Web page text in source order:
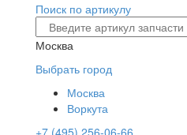
Поиск по артикулу
Москва
Выбрать город
Москва
Воркута
+7 (495) 256-06-66